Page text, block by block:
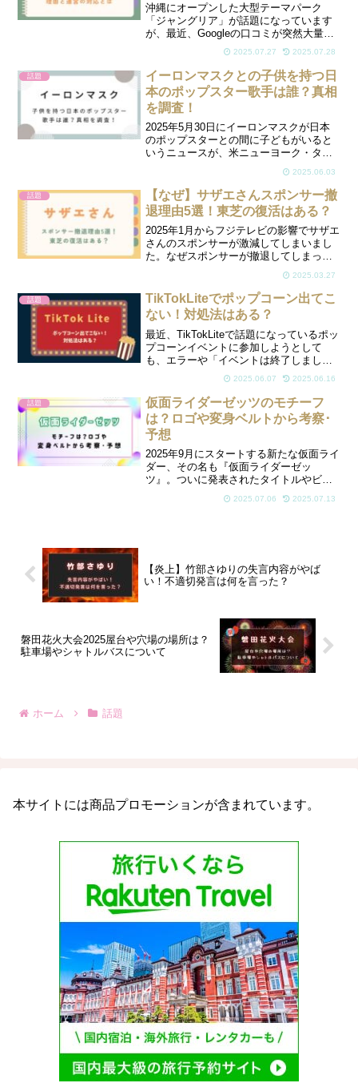
沖縄にオープンした大型テーマパーク
「ジャングリア」が話題になっています
が、最近、Googleの口コミが突然大量に
削除されたことで大きな注目を集めてい
ます。オープン直後から賛否両論が寄せ
られていたものの、一気に口コミ数が激
減したことで、ユーザ...
2025.07.27 2025.07.28
話題
イーロンマスクとの子供を持つ日
本のポップスター歌手は誰？真相
を調査！
2025年5月30日にイーロンマスクが日本
のポップスターとの間に子どもがいると
いうニュースが、米ニューヨーク・タイ
ムズ紙で報道されました。この報道で
様々な憶測がSNSでも話題になっていま
す。日本のポップスターとは誰なのか？
気になりますね。こ...
2025.06.03
話題
【なぜ】サザエさんスポンサー撤
退理由5選！東芝の復活はある？
2025年1月からフジテレビの影響でサザエ
さんのスポンサーが激減してしまいまし
た。なぜスポンサーが撤退してしまった
のか理由を５選にしてまとめました。サ
ザエさんおスポンサーといったら東芝で
すよね！東芝も2018年にスポンサーも降
板していました...
2025.03.27
話題
TikTokLiteでポップコーン出てこ
ない！対処法はある？
最近、TikTokLiteで話題になっているポッ
プコーンイベントに参加しようとして
も、エラーや「イベントは終了しまし
た」で参加できないと声が続出していま
す。同じく釣りイベントや、金魚イベン
トでも、同様の事が起こっています。な
ぜ出てこないので...
2025.06.07 2025.06.16
話題
仮面ライダーゼッツのモチーフ
は？ロゴや変身ベルトから考察･
予想
2025年9月にスタートする新たな仮面ライ
ダー、その名も『仮面ライダーゼッ
ツ』。ついに発表されたタイトルやビジ
ュアル、そして映画での先行登場と、情
報解禁が続々と話題を呼んでいます。そ
2025.07.06 2025.07.13
【炎上】竹部さゆりの失言内容がやば
い！不適切発言は何を言った？
磐田花火大会2025屋台や穴場の場所は？
駐車場やシャトルバスについて
ホーム 話題
本サイトには商品プロモーションが含まれています。